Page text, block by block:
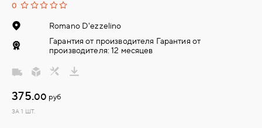
0
Romano D'ezzelino
Гарантия от производителя Гарантия от
производителя: 12 месяцев
375.00 руб
ЗА 1 ШТ.